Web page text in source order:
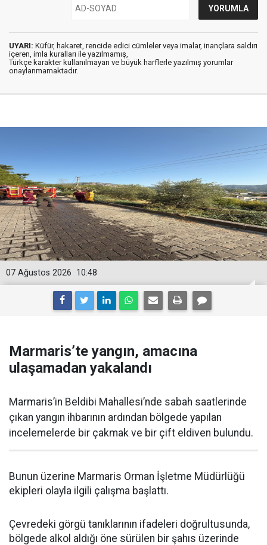
UYARI: Küfür, hakaret, rencide edici cümleler veya imalar, inançlara saldırı
içeren, imla kuralları ile yazılmamış,
Türkçe karakter kullanılmayan ve büyük harflerle yazılmış yorumlar
onaylanmamaktadır.
10:48
07 Ağustos 2026
Marmaris’te yangın, amacına
ulaşamadan yakalandı
Marmaris’in Beldibi Mahallesi’nde sabah saatlerinde
çıkan yangın ihbarının ardından bölgede yapılan
incelemelerde bir çakmak ve bir çift eldiven bulundu.
Bunun üzerine Marmaris Orman İşletme Müdürlüğü
ekipleri olayla ilgili çalışma başlattı.
Çevredeki görgü tanıklarının ifadeleri doğrultusunda,
bölgede alkol aldığı öne sürülen bir şahıs üzerinde